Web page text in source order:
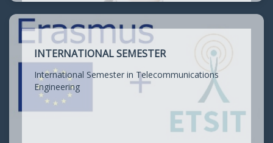
INTERNATIONAL SEMESTER
International Semester in Telecommunications
Engineering